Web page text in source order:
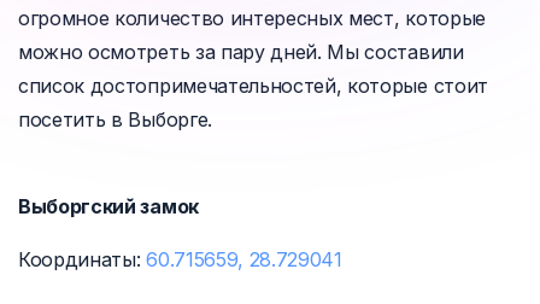
огромное количество интересных мест, которые
можно осмотреть за пару дней. Мы составили
список достопримечательностей, которые стоит
посетить в Выборге.
Выборгский замок
Координаты: 60.715659, 28.729041